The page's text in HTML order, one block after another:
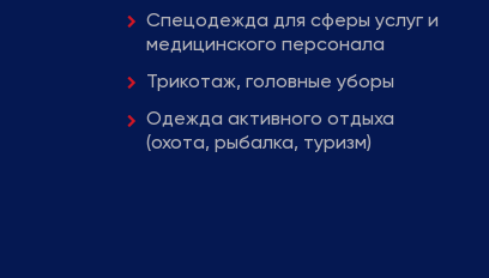
Спецодежда для сферы услуг и
медицинского персонала
Трикотаж, головные уборы
Одежда активного отдыха
(охота, рыбалка, туризм)